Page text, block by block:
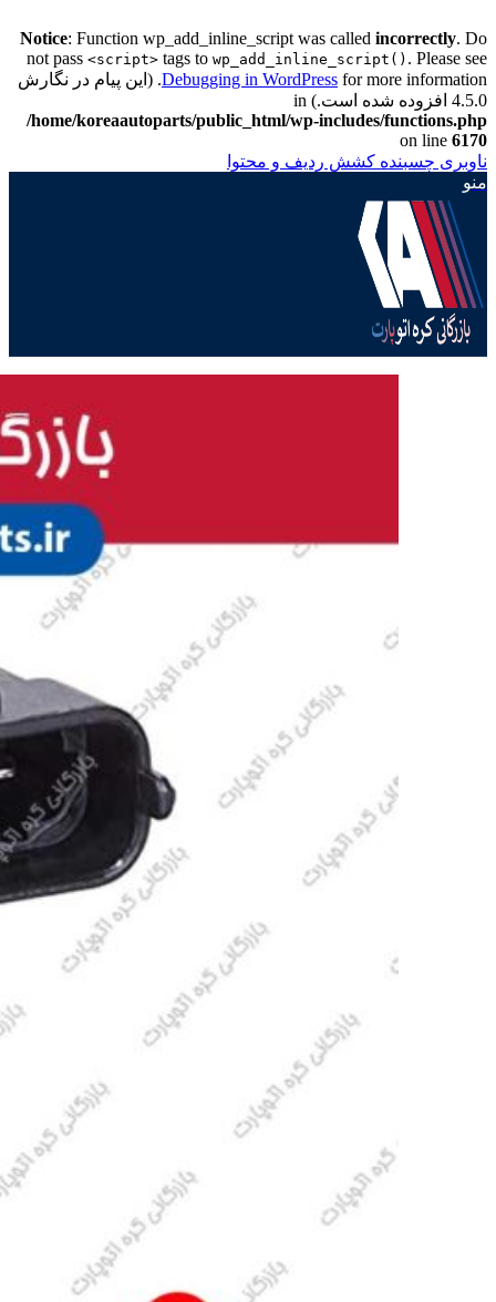
Notice: Function wp_add_inline_script was called incorrectly. Do
not pass <script> tags to wp_add_inline_script() . Please see
Debugging in WordPressfor more information. (این پیام در نگارش
4.5.0 افزوده شده است.) in
/home/koreaautoparts/public_html/wp-includes/functions.php
on line 6170
ناوبری چسبنده کشش ردیف و محتوا
منو